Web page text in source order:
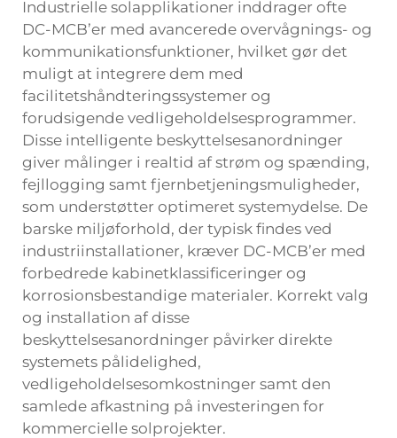
Industrielle solapplikationer inddrager ofte
DC-MCB’er med avancerede overvågnings- og
kommunikationsfunktioner, hvilket gør det
muligt at integrere dem med
facilitetshåndteringssystemer og
forudsigende vedligeholdelsesprogrammer.
Disse intelligente beskyttelsesanordninger
giver målinger i realtid af strøm og spænding,
fejllogging samt fjernbetjeningsmuligheder,
som understøtter optimeret systemydelse. De
barske miljøforhold, der typisk findes ved
industriinstallationer, kræver DC-MCB’er med
forbedrede kabinetklassificeringer og
korrosionsbestandige materialer. Korrekt valg
og installation af disse
beskyttelsesanordninger påvirker direkte
systemets pålidelighed,
vedligeholdelsesomkostninger samt den
samlede afkastning på investeringen for
kommercielle solprojekter.